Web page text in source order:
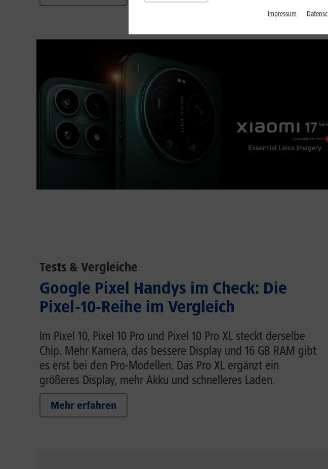
Tests & Vergleiche
Google Pixel Handys im Check: Die
Pixel-10-Reihe im Vergleich
Im Pixel 10, Pixel 10 Pro und Pixel 10 Pro XL steckt derselbe
Chip. Mehr Kamera, das bessere Display und 16 GB RAM gibt
es erst bei den Pro-Modellen. Das Pro XL ergänzt ein
größeres Display, mehr Akku und schnelleres Laden.
Mehr erfahren
Impressum